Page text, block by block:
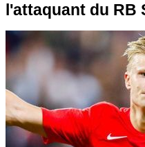
l'attaquant du RB